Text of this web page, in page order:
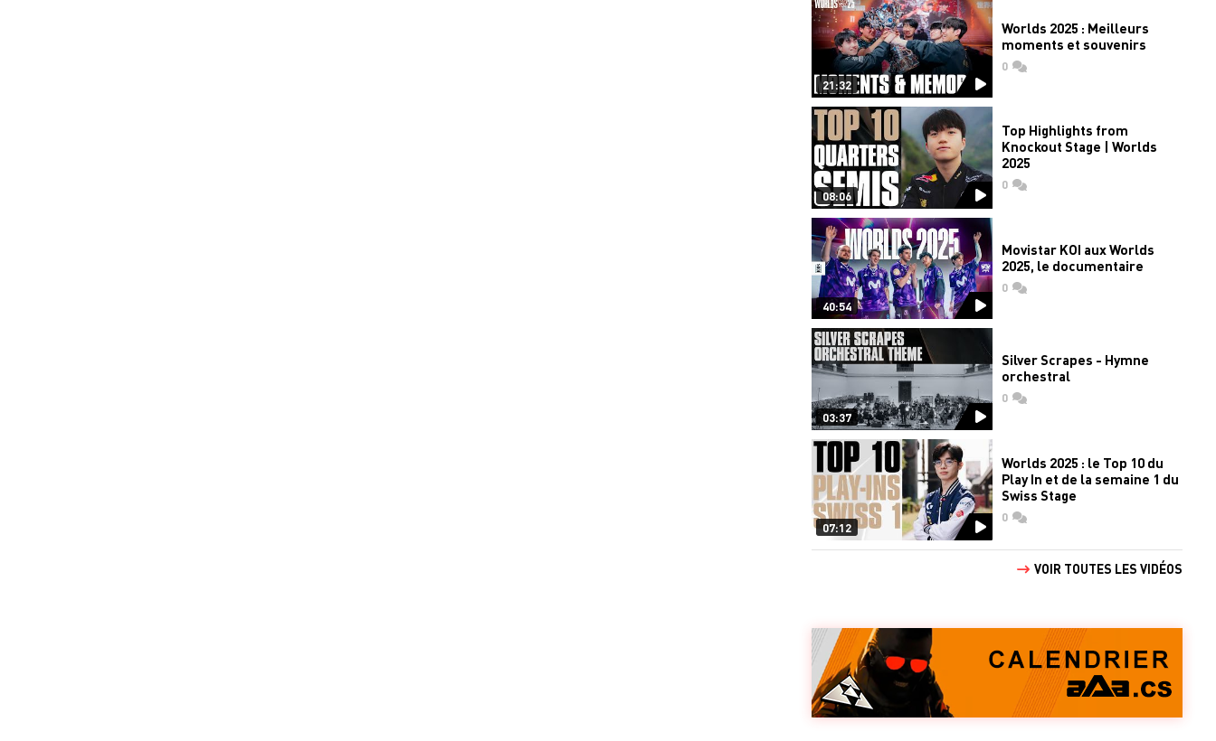
21:32
Worlds 2025 : Meilleurs
moments et souvenirs
0commentaires
08:06
Top Highlights from
Knockout Stage | Worlds
2025
0commentaires
40:54
Movistar KOI aux Worlds
2025, le documentaire
0commentaires
03:37
Silver Scrapes - Hymne
orchestral
0commentaires
07:12
Worlds 2025 : le Top 10 du
Play In et de la semaine 1 du
Swiss Stage
0commentaires
VOIR TOUTES LES VIDÉOS